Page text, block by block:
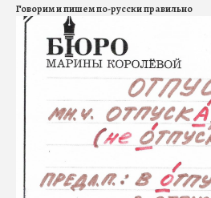
Говорим и пишем по-русски правильно